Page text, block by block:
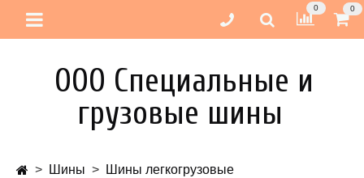
0 0
ООО Специальные и
грузовые шины
Шины
Шины легкогрузовые